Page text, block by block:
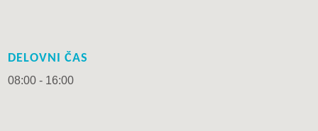
DELOVNI ČAS
08:00 - 16:00